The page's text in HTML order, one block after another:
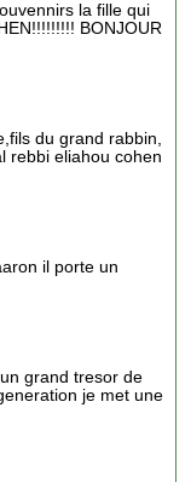
la fille qui
BONJOUR
du grand rabbin,
rebbi eliahou cohen
il porte un
grand tresor de
je met une